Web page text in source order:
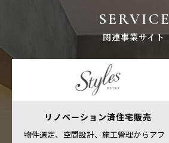
SERVICE
関連事業サイト
リノベーション済住宅販売
物件選定、空間設計、施工管理からアフ